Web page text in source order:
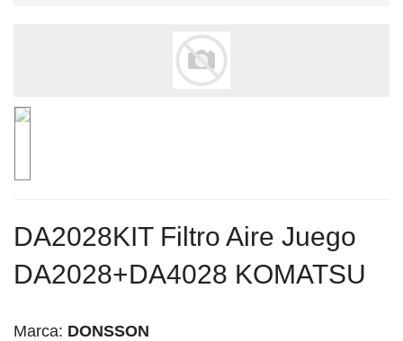
DA2028KIT Filtro Aire Juego
DA2028+DA4028 KOMATSU
Marca: DONSSON